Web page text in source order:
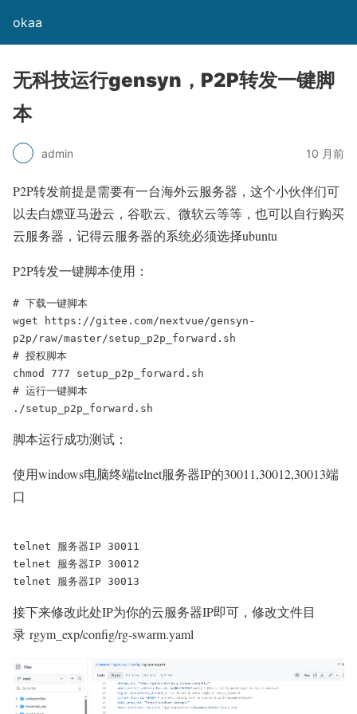
okaa
无科技运行gensyn，P2P转发一键脚
本
admin 10 月前
P2P转发前提是需要有一台海外云服务器，这个小伙伴们可
以去白嫖亚马逊云，谷歌云、微软云等等，也可以自行购买
云服务器，记得云服务器的系统必须选择ubuntu
P2P转发一键脚本使用：
# 下载一键脚本
wget https://gitee.com/nextvue/gensyn-
p2p/raw/master/setup_p2p_forward.sh
# 授权脚本
chmod 777 setup_p2p_forward.sh
# 运行一键脚本
./setup_p2p_forward.sh
脚本运行成功测试：
使用windows电脑终端telnet服务器IP的30011,30012,30013端
口
telnet 服务器IP 30011
telnet 服务器IP 30012
telnet 服务器IP 30013
接下来修改此处IP为你的云服务器IP即可，修改文件目
录 rgym_exp/config/rg-swarm.yaml